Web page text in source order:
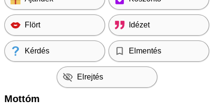
Flört Idézet
Kérdés Elmentés
Elrejtés
Mottóm